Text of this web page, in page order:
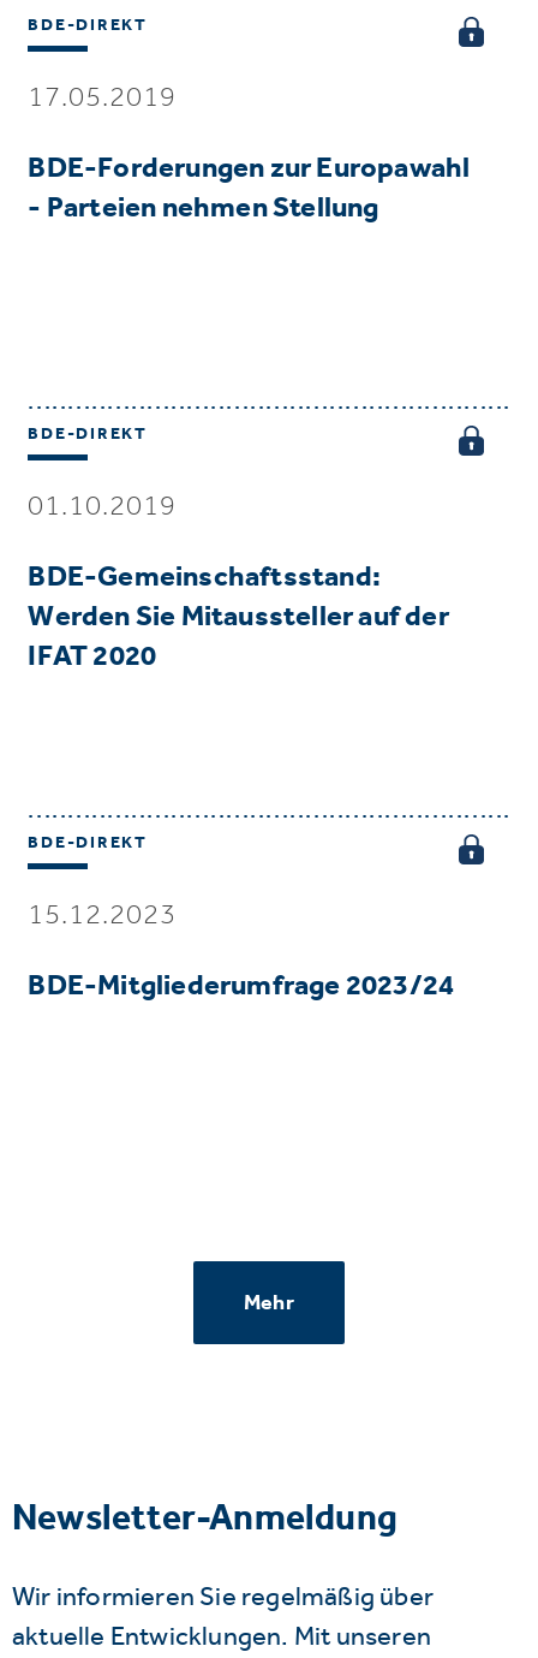
BDE-DIREKT
17.05.2019
BDE-Forderungen zur Europawahl
- Parteien nehmen Stellung
BDE-DIREKT
01.10.2019
BDE-Gemeinschaftsstand:
Werden Sie Mitaussteller auf der
IFAT 2020
BDE-DIREKT
15.12.2023
BDE-Mitgliederumfrage 2023/24
Mehr
Newsletter-Anmeldung
Wir informieren Sie regelmäßig über
aktuelle Entwicklungen. Mit unseren